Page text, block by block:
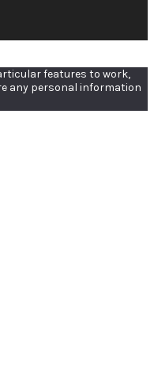
features to work,
any personal information